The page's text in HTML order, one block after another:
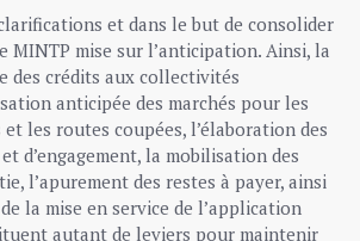
et dans le but de consolider
MINTP mise sur l’anticipation. Ainsi, la
des crédits aux collectivités
anticipée des marchés pour les
les routes coupées, l’élaboration des
d’engagement, la mobilisation des
l’apurement des restes à payer, ainsi
la mise en service de l’application
autant de leviers pour maintenir